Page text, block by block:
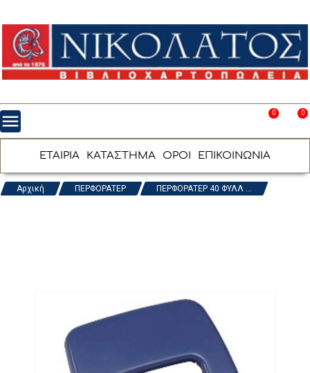
menu 0
favorite_border 0
shopping_cart
ΕΤΑΙΡΙΑ ΚΑΤΑΣΤΗΜΑ ΟΡΟΙ ΕΠΙΚΟΙΝΩΝΙΑ
Αρχική ΠΕΡΦΟΡΑΤΕΡ ΠΕΡΦΟΡΑΤΕΡ 40 ΦΥΛΛ ...